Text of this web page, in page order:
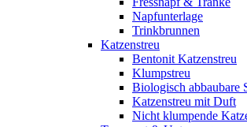
Napfunterlage
Trinkbrunnen
Katzenstreu
Bentonit Katzenstreu
Klumpstreu
Biologisch abbaubare
Katzenstreu mit Duft
Nicht klumpende